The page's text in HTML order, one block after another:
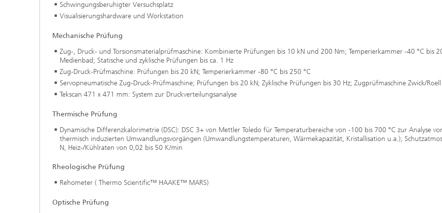
Schwingungsberuhigter Versuchsplatz
Visualisierungshardware und Workstation
Mechanische Prüfung
Zug-, Druck- und Torsionsmaterialprüfmaschine: Kombinierte Prüfungen bis 10 kN und 200 Nm; Temperierkammer -40 °C bis
Medienbad; Statische und zyklische Prüfungen bis ca. 1 Hz
Zug-Druck-Prüfmaschine: Prüfungen bis 20 kN; Temperierkammer -80 °C bis 250 °C
Servopneumatische Zug-Druck-Prüfmaschine; Prüfungen bis 20 kN; Zyklische Prüfungen bis 30 Hz; Zugprüfmaschine Zwick/Roell
Tekscan 471 x 471 mm: System zur Druckverteilungsanalyse
Thermische Prüfung
Dynamische Differenzkalorimetrie (DSC): DSC 3+ von Mettler Toledo für Temperaturbereiche von -100 bis 700 °C zur Analyse
thermisch induzierten Umwandlungsvorgängen (Umwandlungstemperaturen, Wärmekapazität, Kristallisation u.a.);
N, Heiz-/Kühlraten von 0,02 bis 50 K/min
Rheologische Prüfung
Rehometer ( Thermo Scientific™ HAAKE™ MARS)
Optische Prüfung